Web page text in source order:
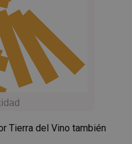
Tierra del Vino también